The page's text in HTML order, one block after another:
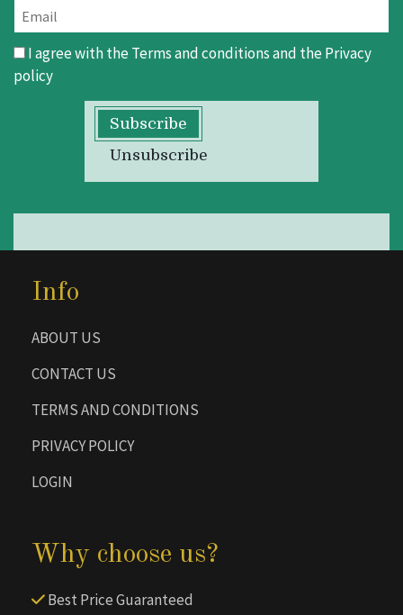
I agree with theTerms and conditionsand thePrivacy
policy
Subscribe
Unsubscribe
Info
ABOUT US
CONTACT US
TERMS AND CONDITIONS
PRIVACY POLICY
LOGIN
Why choose us?
Best Price Guaranteed